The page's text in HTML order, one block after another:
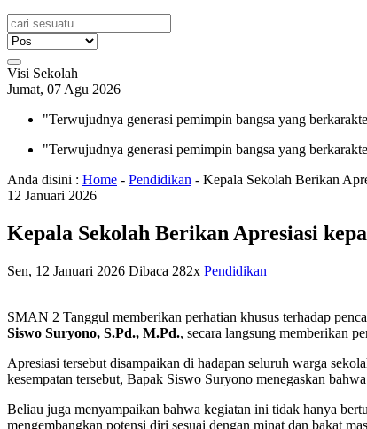
Visi Sekolah
Jumat, 07 Agu 2026
"Terwujudnya generasi pemimpin bangsa yang
"Terwujudnya generasi pemimpin bangsa yang
Anda disini : Home - Pendidikan - Kepala Sekolah Berikan
12 Januari 2026
Kepala Sekolah Berikan Apresiasi
Sen, 12 Januari 2026 Dibaca 282x Pendidikan
SMAN 2 Tanggul memberikan perhatian khusus terhadap
Siswo Suryono, S.Pd., M.Pd., secara langsung memberikan
Apresiasi tersebut disampaikan di hadapan seluruh warga
kesempatan tersebut, Bapak Siswo Suryono menegaskan
Beliau juga menyampaikan bahwa kegiatan ini tidak hanya
mengembangkan potensi diri sesuai dengan minat dan bakat